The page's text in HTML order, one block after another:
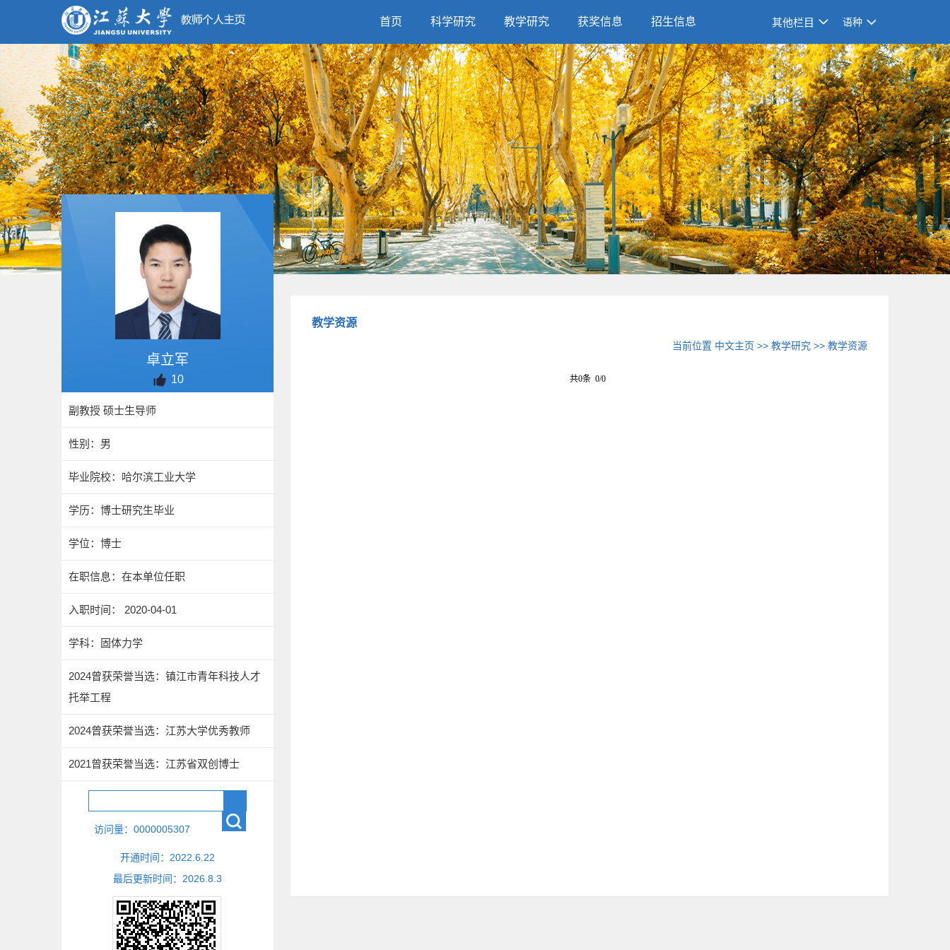
首页 科学研究 教学研究 获奖信息 招生信息 其他栏目 语种
卓立军
10
副教授 硕士生导师
性别：男
毕业院校：哈尔滨工业大学
学历：博士研究生毕业
学位：博士
在职信息：在本单位任职
入职时间： 2020-04-01
学科：固体力学
2024曾获荣誉当选：镇江市青年科技人才
托举工程
2024曾获荣誉当选：江苏大学优秀教师
2021曾获荣誉当选：江苏省双创博士
访问量： 0000005307
开通时间： 2022 6 22
最后更新时间： 2026 8 3
教学资源
当前位置 中文主页 >>教学研究 >>教学资源
共0条 0/0